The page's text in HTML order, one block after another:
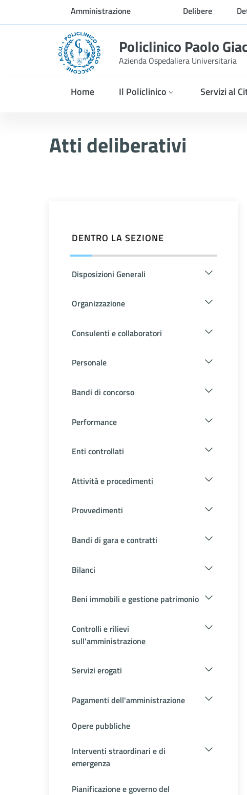
Skip to Main ContentAmministrazione
trasparente
Delibere
Policlinico Paolo
Azienda Ospedaliera Universitaria
Home Il Policlinico Servizi al
Atti deliberativi
DENTRO LA SEZIONE
Disposizioni Generali
Organizzazione
Consulenti e collaboratori
Personale
Bandi di concorso
Performance
Enti controllati
Attività e procedimenti
Provvedimenti
Bandi di gara e contratti
Bilanci
Beni immobili e gestione patrimonio
Controlli e rilievi
sull'amministrazione
Servizi erogati
Pagamenti dell'amministrazione
Opere pubbliche
Interventi straordinari e di
emergenza
Pianificazione e governo del